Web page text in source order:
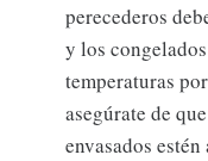
perecederos
y los
temperaturas
asegúrate de
envasados